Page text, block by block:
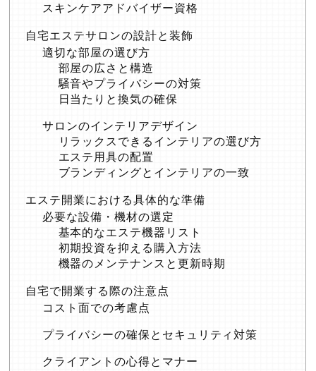
スキンケアアドバイザー資格
自宅エステサロンの設計と装飾
適切な部屋の選び方
部屋の広さと構造
騒音やプライバシーの対策
日当たりと換気の確保
サロンのインテリアデザイン
リラックスできるインテリアの選び方
エステ用具の配置
ブランディングとインテリアの一致
エステ開業における具体的な準備
必要な設備・機材の選定
基本的なエステ機器リスト
初期投資を抑える購入方法
機器のメンテナンスと更新時期
自宅で開業する際の注意点
コスト面での考慮点
プライバシーの確保とセキュリティ対策
クライアントの心得とマナー